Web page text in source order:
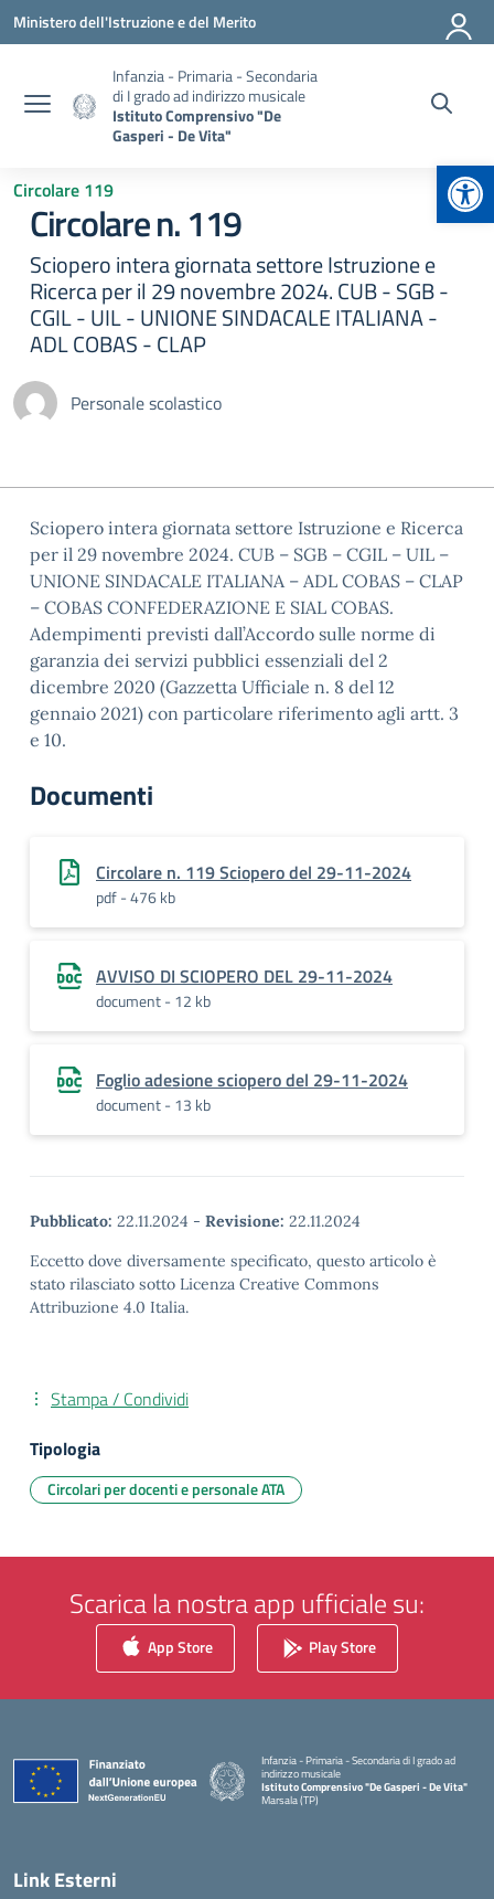
Vai ai contenuti
Vai al menu di navigazione
Vai al footer
Ministero dell'Istruzione e del Merito
Infanzia - Primaria - Secondaria
di I grado ad indirizzo musicale
Istituto Comprensivo "De
Gasperi - De Vita"
Circolare 119
Circolare n. 119
Sciopero intera giornata settore Istruzione e
Ricerca per il 29 novembre 2024. CUB - SGB -
CGIL - UIL - UNIONE SINDACALE ITALIANA -
ADL COBAS - CLAP
Personale scolastico
Sciopero intera giornata settore Istruzione e Ricerca
per il 29 novembre 2024. CUB – SGB – CGIL – UIL –
UNIONE SINDACALE ITALIANA – ADL COBAS – CLAP
– COBAS CONFEDERAZIONE E SIAL COBAS.
Adempimenti previsti dall’Accordo sulle norme di
garanzia dei servizi pubblici essenziali del 2
dicembre 2020 (Gazzetta Ufficiale n. 8 del 12
gennaio 2021) con particolare riferimento agli artt. 3
e 10.
Documenti
Circolare n. 119 Sciopero del 29-11-2024
pdf - 476 kb
AVVISO DI SCIOPERO DEL 29-11-2024
document - 12 kb
Foglio adesione sciopero del 29-11-2024
document - 13 kb
Pubblicato: 22.11.2024 - Revisione: 22.11.2024
Eccetto dove diversamente specificato, questo articolo è
stato rilasciato sotto Licenza Creative Commons
Attribuzione 4.0 Italia.
Stampa / Condividi
Tipologia
Circolari per docenti e personale ATA
Scarica la nostra app ufficiale su:
App Store Play Store
Infanzia - Primaria - Secondaria di I grado ad
indirizzo musicale
Istituto Comprensivo "De Gasperi - De Vita"
Marsala (TP)
Link Esterni